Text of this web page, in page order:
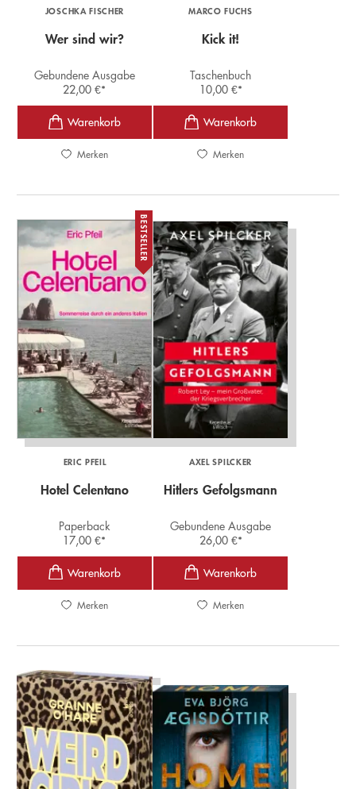
JOSCHKA FISCHER
Wer sind wir?
Gebundene Ausgabe
22,00€*
Merken
MARCO FUCHS
Kick it!
Taschenbuch
10,00 €*
Merken
BESTSELLER
ERIC PFEIL
Hotel Celentano
Paperback
17,00€*
Merken
AXEL SPILCKER
Hitlers Gefolgsmann
Gebundene Ausgabe
26,00 €*
Merken